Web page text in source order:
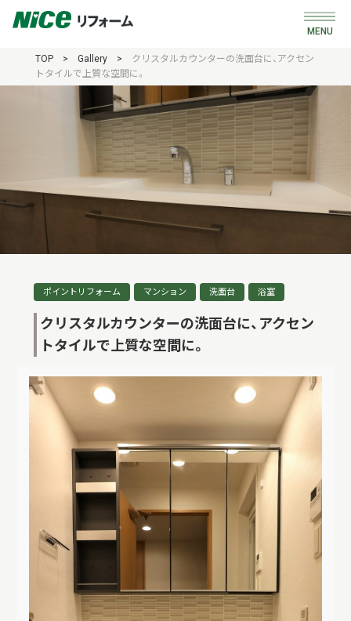
Gallery
中古購入＋リフォーム
Search
リノベ済み物件
Renovated
Company
MENU
TOP> Gallery> クリスタルカウンターの洗面台に、アクセン
トタイルで上質な空間に。
ポイントリフォーム マンション 洗面台 浴室
クリスタルカウンターの洗面台に、アクセン
トタイルで上質な空間に。